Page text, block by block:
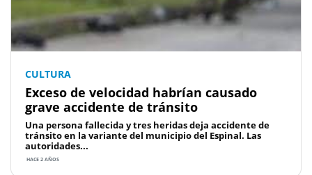
CULTURA
Exceso de velocidad habrían causado
grave accidente de tránsito
Una persona fallecida y tres heridas deja accidente de
tránsito en la variante del municipio del Espinal. Las
autoridades...
HACE 2 AÑOS